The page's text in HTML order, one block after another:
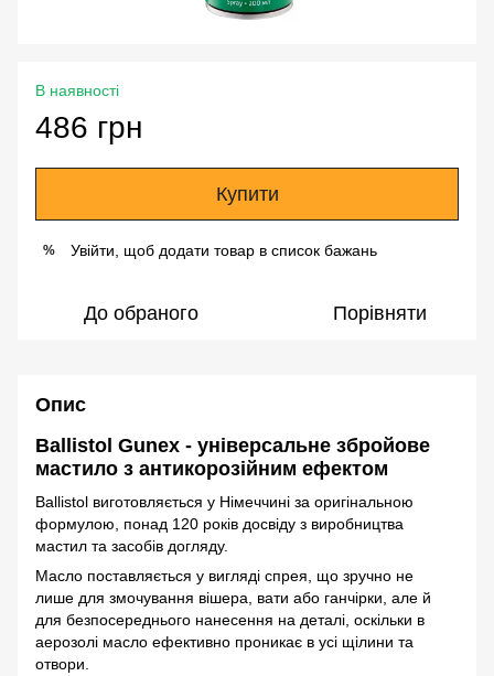
В наявності
486 грн
Купити
% Увійти, щоб додати товар в список бажань
До обраного Порівняти
Опис
Ballistol Gunex - універсальне збройове
мастило з антикорозійним ефектом
Ballistol виготовляється у Німеччині за оригінальною
формулою, понад 120 років досвіду з виробництва
мастил та засобів догляду.
Масло поставляється у вигляді спрея, що зручно не
лише для змочування вішера, вати або ганчірки, але й
для безпосереднього нанесення на деталі, оскільки в
аерозолі масло ефективно проникає в усі щілини та
отвори.